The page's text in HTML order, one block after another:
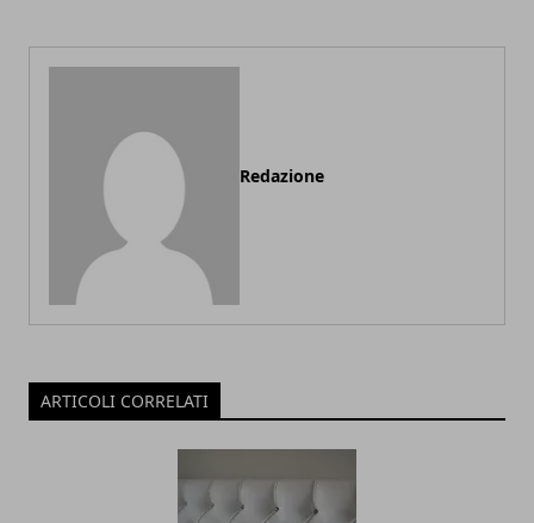
Redazione
ARTICOLI CORRELATI